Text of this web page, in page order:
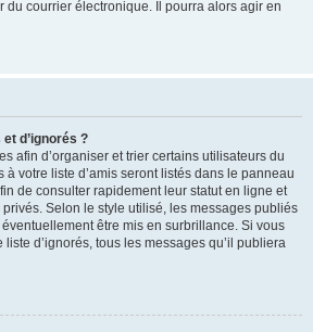
du courrier électronique. Il pourra alors agir en
d’ignorés ?
afin d’organiser et trier certains utilisateurs du
à votre liste d’amis seront listés dans le panneau
de consulter rapidement leur statut en ligne et
Selon le style utilisé, les messages publiés
être mis en surbrillance. Si vous
d’ignorés, tous les messages qu’il publiera